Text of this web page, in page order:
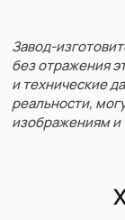
Завод-
без отражения
и технические
реальности,
изображениям и